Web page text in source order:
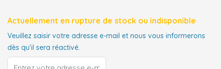
Actuellement en rupture de stock ou indisponible
Veuillez saisir votre adresse e-mail et nous vous informerons
dès qu'il sera réactivé.